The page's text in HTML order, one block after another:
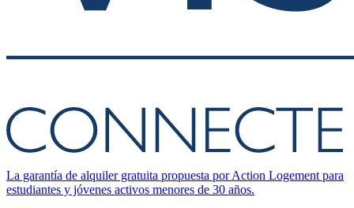
La garantía de alquiler gratuita propuesta por Action Logement para
estudiantes y jóvenes activos menores de 30 años.